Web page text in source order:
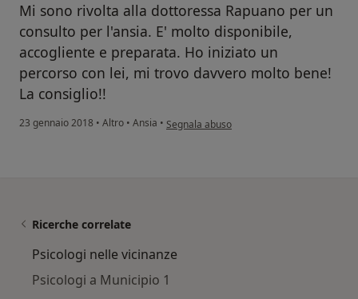
Mi sono rivolta alla dottoressa Rapuano per un
consulto per l'ansia. E' molto disponibile,
accogliente e preparata. Ho iniziato un
percorso con lei, mi trovo davvero molto bene!
La consiglio!!
23 gennaio 2018 • Altro • Ansia • secondo l'opinione dell'utente Il tuo
Segnala abuso
Ricerche correlate
Psicologi nelle vicinanze
Psicologi a Municipio 1